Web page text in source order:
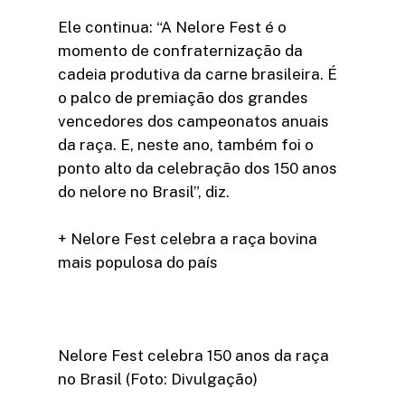
Ele continua: “A Nelore Fest é o
momento de confraternização da
cadeia produtiva da carne brasileira. É
o palco de premiação dos grandes
vencedores dos campeonatos anuais
da raça. E, neste ano, também foi o
ponto alto da celebração dos 150 anos
do nelore no Brasil”, diz.
+ Nelore Fest celebra a raça bovina
mais populosa do país
Nelore Fest celebra 150 anos da raça
no Brasil (Foto: Divulgação)